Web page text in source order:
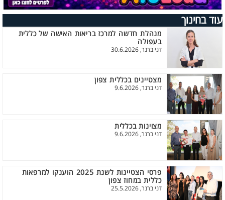
עוד בחינוך
מנהלת חדשה למרכז בריאות האישה של כללית
בעפולה
דני ברנר, 30.6.2026
מצטיינים בכללית צפון
דני ברנר, 9.6.2026
מצוינות בכללית
דני ברנר, 9.6.2026
פרסי הצטיינות לשנת 2025 הוענקו למרפאות
כללית במחוז צפון
דני ברנר, 25.5.2026